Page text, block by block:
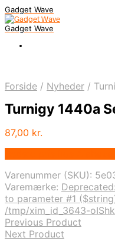
Gadget Wave
Gadget Wave
Forside / Nyheder /
Turnigy 1440a
87,00 kr.
Varenummer (SKU):
Varemærke:
to parameter #1
/tmp/xim_id_3643-
Previous Product
Next Product